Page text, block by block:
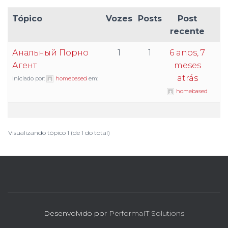
Tópico Vozes Posts
Post
recente
Анальный Порно
Агент
Iniciado por: homebased em:
1 1
6 anos, 7
meses
atrás
homebased
Visualizando tópico 1 (de 1 do total)
Desenvolvido por PerformaIT Solutions